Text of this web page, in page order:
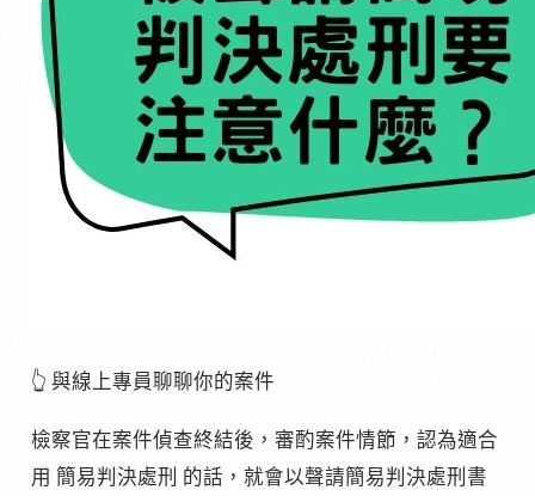
👆 與線上專員聊聊你的案件
檢察官在案件偵查終結後，審酌案件情節，認為適合
用 簡易判決處刑 的話，就會以聲請簡易判決處刑書